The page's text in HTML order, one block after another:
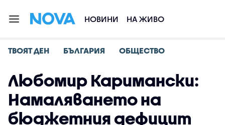
НОВИНИ НА ЖИВО
ТВОЯТ ДЕН БЪЛГАРИЯ ОБЩЕСТВО
Любомир Каримански:
Намаляването на
бюджетния дефицит